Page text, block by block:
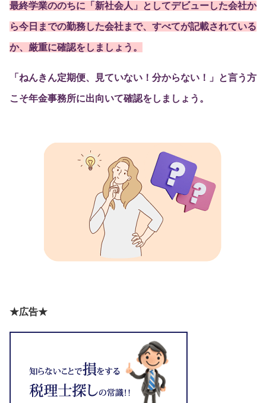
最終学業ののちに「新社会人」としてデビューした会社か
ら今日までの勤務した会社まで、すべてが記載されている
か、厳重に確認をしましょう。
「ねんきん定期便、見ていない！分からない！」と言う方
こそ年金事務所に出向いて確認をしましょう。
★広告★